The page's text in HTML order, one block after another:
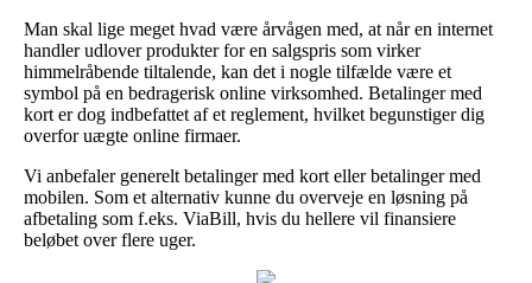
Man skal lige meget hvad være årvågen med, at når en internet
handler udlover produkter for en salgspris som virker
himmelråbende tiltalende, kan det i nogle tilfælde være et
symbol på en bedragerisk online virksomhed. Betalinger med
kort er dog indbefattet af et reglement, hvilket begunstiger dig
overfor uægte online firmaer.
Vi anbefaler generelt betalinger med kort eller betalinger med
mobilen. Som et alternativ kunne du overveje en løsning på
afbetaling som f.eks. ViaBill, hvis du hellere vil finansiere
beløbet over flere uger.